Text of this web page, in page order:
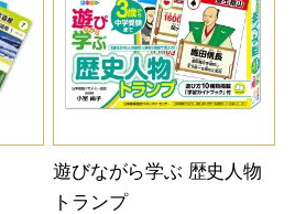
遊びながら学ぶ 歴史人物
トランプ